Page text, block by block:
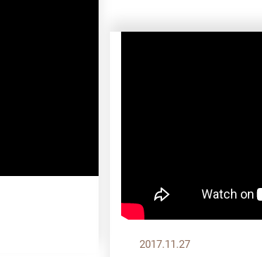
2017.11.27